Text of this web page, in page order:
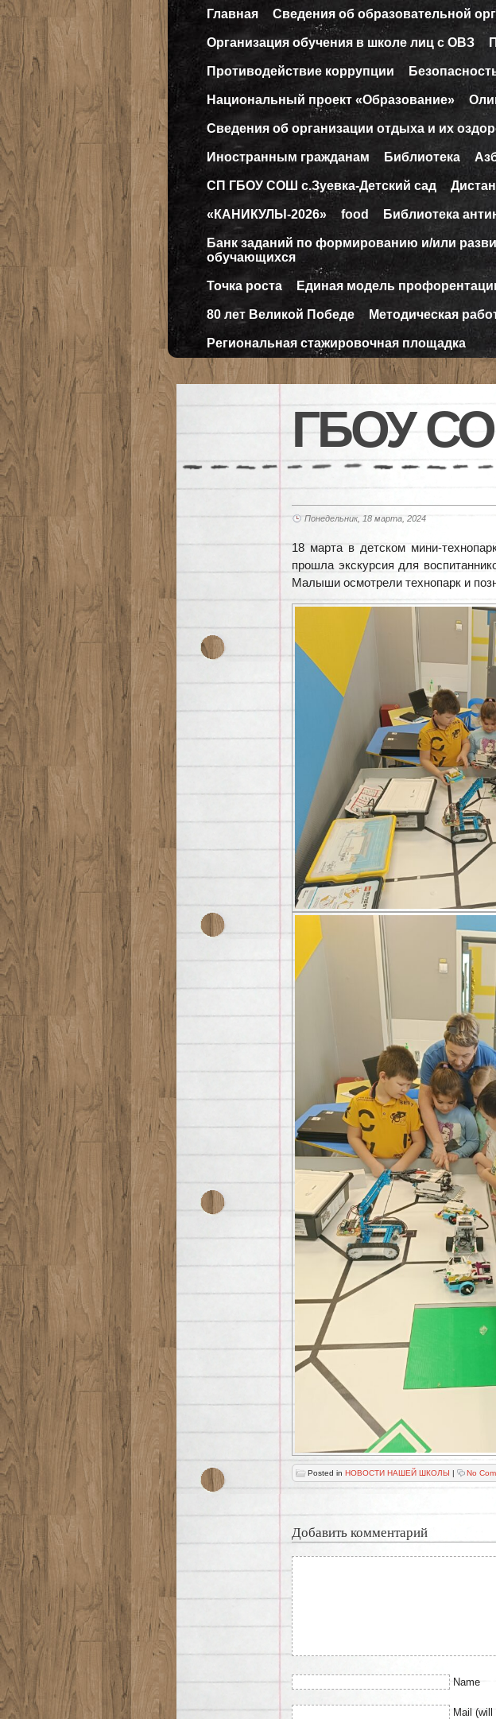
Главная Сведения об образовательной
Организация обучения в школе лиц с ОВЗ
Противодействие коррупции
Национальный проект «Образование»
Сведения об организации отдыха и их
Иностранным гражданам Библиотека
СП ГБОУ СОШ с.Зуевка-Детский сад
«КАНИКУЛЫ-2026» food Библиотека
Банк заданий по формированию и/или
обучающихся
Точка роста Единая модель
80 лет Великой Победе Методическая
Региональная стажировочная площадка
ГБОУ
Понедельник, 18 марта, 2024
18 марта в детском мини-
прошла экскурсия для
Малыши осмотрели технопарк и
Posted in НОВОСТИ НАШЕЙ ШКОЛЫ | No
Добавить комментарий
Name
Mail